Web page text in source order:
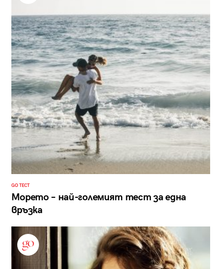
GO ТЕСТ
Морето – най-големият тест за една
връзка